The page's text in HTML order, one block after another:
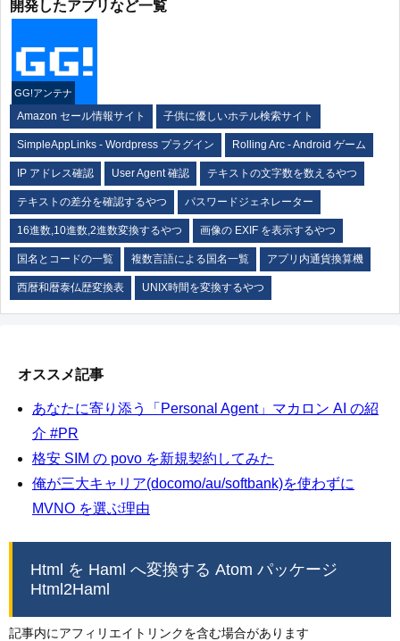
開発したアプリなど一覧
GG!アンテナ
Amazon セール情報サイト 子供に優しいホテル検索サイト
SimpleAppLinks - Wordpress プラグイン Rolling Arc - Android ゲーム
IP アドレス確認 User Agent 確認 テキストの文字数を数えるやつ
テキストの差分を確認するやつ パスワードジェネレーター
16進数,10進数,2進数変換するやつ 画像の EXIF を表示するやつ
国名とコードの一覧 複数言語による国名一覧 アプリ内通貨換算機
西暦和暦泰仏歴変換表 UNIX時間を変換するやつ
オススメ記事
あなたに寄り添う「Personal Agent」マカロン AI の紹
介 #PR
格安 SIM の povo を新規契約してみた
俺が三大キャリア(docomo/au/softbank)を使わずに
MVNO を選ぶ理由
Html を Haml へ変換する Atom パッケージ
Html2Haml
記事内にアフィリエイトリンクを含む場合があります